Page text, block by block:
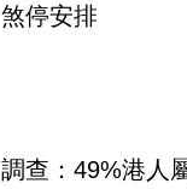
煞停安排
調查：49%港人